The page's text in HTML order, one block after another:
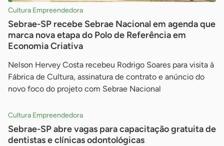
Cultura Empreendedora
Sebrae-SP recebe Sebrae Nacional em agenda que
marca nova etapa do Polo de Referência em
Economia Criativa
Nelson Hervey Costa recebeu Rodrigo Soares para visita à
Fábrica de Cultura, assinatura de contrato e anúncio do
novo foco do projeto com Sebrae Nacional
Cultura Empreendedora
Sebrae-SP abre vagas para capacitação gratuita de
dentistas e clínicas odontológicas